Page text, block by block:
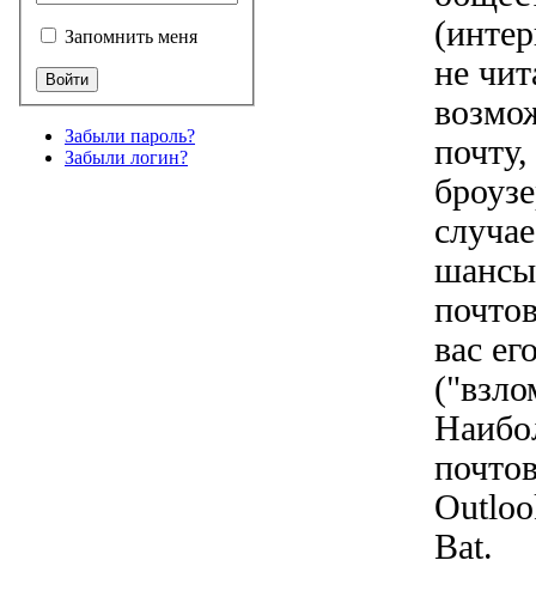
Запомнить меня
Забыли пароль?
Забыли логин?
не
шансы
вас
Bat.